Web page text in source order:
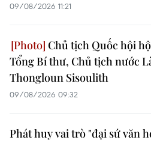
09/08/2026 11:21
Chủ tịch Quốc hội
Tổng Bí thư, Chủ tịch nước
Thongloun Sisoulith
09/08/2026 09:32
Phát huy vai trò "đại sứ văn